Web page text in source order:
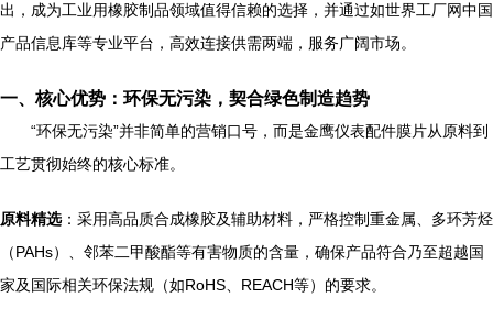
出，成为工业用橡胶制品领域值得信赖的选择，并通过如世界工厂网中国
产品信息库等专业平台，高效连接供需两端，服务广阔市场。
一、核心优势：环保无污染，契合绿色制造趋势
“环保无污染”并非简单的营销口号，而是金鹰仪表配件膜片从原料到
工艺贯彻始终的核心标准。
原料精选：采用高品质合成橡胶及辅助材料，严格控制重金属、多环芳烃
（PAHs）、邻苯二甲酸酯等有害物质的含量，确保产品符合乃至超越国
家及国际相关环保法规（如RoHS、REACH等）的要求。